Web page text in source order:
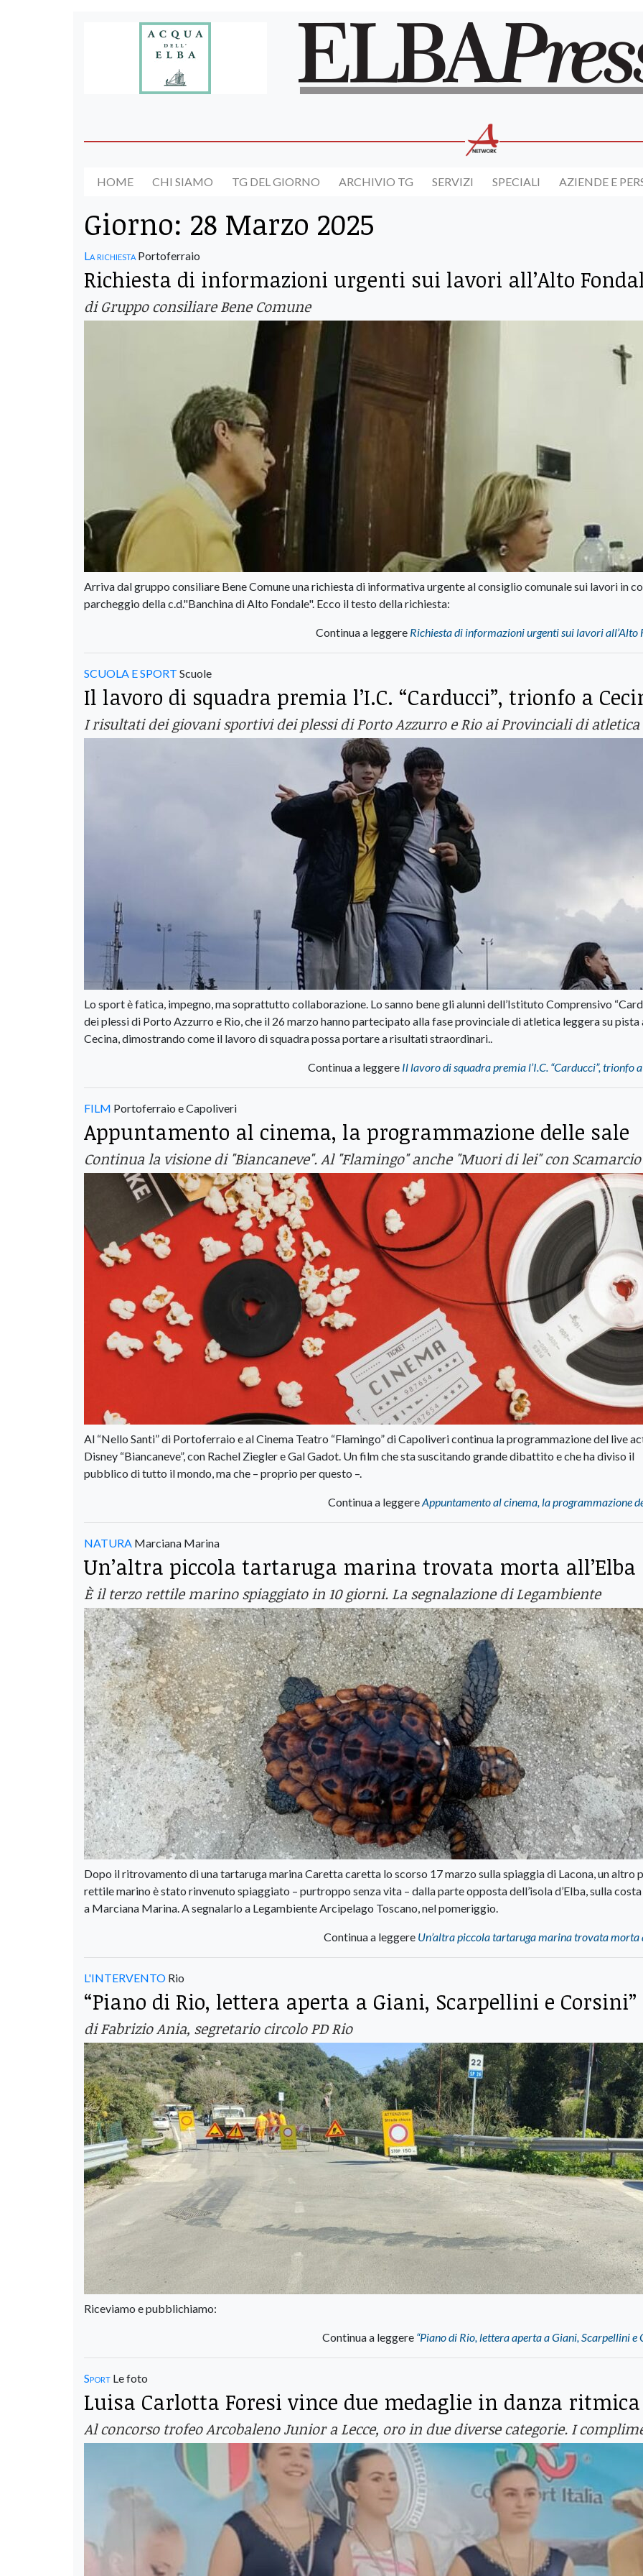
HOME CHI SIAMO TG DEL GIORNO ARCHIVIO TG SERVIZI SPECIALI AZIENDE E
Giorno: 28 Marzo 2025
La richiesta Portoferraio
Richiesta di informazioni urgenti sui lavori all’Alto
di Gruppo consiliare Bene Comune
Arriva dal gruppo consiliare Bene Comune una richiesta di informativa urgente al consiglio comunale sui lavori in
parcheggio della c.d."Banchina di Alto Fondale". Ecco il testo della richiesta:
Continua a leggere Richiesta di informazioni urgenti sui lavori all’Alto
SCUOLA E SPORT Scuole
Il lavoro di squadra premia l’I.C. “Carducci”, trionfo a
I risultati dei giovani sportivi dei plessi di Porto Azzurro e Rio ai Provinciali di atletica
Lo sport è fatica, impegno, ma soprattutto collaborazione. Lo sanno bene gli alunni dell’Istituto Comprensivo
dei plessi di Porto Azzurro e Rio, che il 26 marzo hanno partecipato alla fase provinciale di atletica leggera su pista
Cecina, dimostrando come il lavoro di squadra possa portare a risultati straordinari..
Continua a leggere Il lavoro di squadra premia l’I.C. “Carducci”, trionfo
FILM Portoferraio e Capoliveri
Appuntamento al cinema, la programmazione delle sale
Continua la visione di "Biancaneve". Al "Flamingo" anche "Muori di lei" con Scamarcio
Al “Nello Santi” di Portoferraio e al Cinema Teatro “Flamingo” di Capoliveri continua la programmazione del live
Disney “Biancaneve”, con Rachel Ziegler e Gal Gadot. Un film che sta suscitando grande dibattito e che ha diviso il
pubblico di tutto il mondo, ma che – proprio per questo –.
Continua a leggereAppuntamento al cinema, la programmazione
NATURA Marciana Marina
Un’altra piccola tartaruga marina trovata morta all’Elba
È il terzo rettile marino spiaggiato in 10 giorni. La segnalazione di Legambiente
Dopo il ritrovamento di una tartaruga marina Caretta caretta lo scorso 17 marzo sulla spiaggia di Lacona, un altro
rettile marino è stato rinvenuto spiaggiato – purtroppo senza vita – dalla parte opposta dell’isola d’Elba, sulla
a Marciana Marina. A segnalarlo a Legambiente Arcipelago Toscano, nel pomeriggio.
Continua a leggere Un’altra piccola tartaruga marina trovata morta
L'INTERVENTO Rio
“Piano di Rio, lettera aperta a Giani, Scarpellini e Corsini”
di Fabrizio Ania, segretario circolo PD Rio
Riceviamo e pubblichiamo:
Continua a leggere “Piano di Rio, lettera aperta a Giani, Scarpellini e
Sport Le foto
Luisa Carlotta Foresi vince due medaglie in danza ritmica
Al concorso trofeo Arcobaleno Junior a Lecce, oro in due diverse categorie. I